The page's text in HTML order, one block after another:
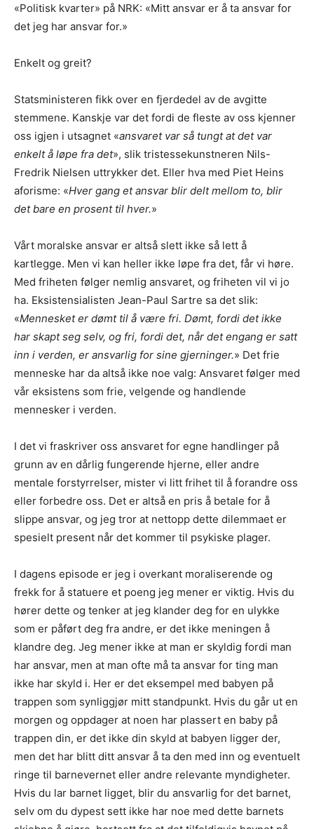
«Politisk kvarter» på NRK: «Mitt ansvar er å ta ansvar for
det jeg har ansvar for.»
Enkelt og greit?
Statsministeren fikk over en fjerdedel av de avgitte
stemmene. Kanskje var det fordi de fleste av oss kjenner
oss igjen i utsagnet «ansvaret var så tungt at det var
enkelt å løpe fra det», slik tristessekunstneren Nils-
Fredrik Nielsen uttrykker det. Eller hva med Piet Heins
aforisme: «Hver gang et ansvar blir delt mellom to, blir
det bare en prosent til hver.»
Vårt moralske ansvar er altså slett ikke så lett å
kartlegge. Men vi kan heller ikke løpe fra det, får vi høre.
Med friheten følger nemlig ansvaret, og friheten vil vi jo
ha. Eksistensialisten Jean-Paul Sartre sa det slik:
«Mennesket er dømt til å være fri. Dømt, fordi det ikke
har skapt seg selv, og fri, fordi det, når det engang er satt
inn i verden, er ansvarlig for sine gjerninger.» Det frie
menneske har da altså ikke noe valg: Ansvaret følger med
vår eksistens som frie, velgende og handlende
mennesker i verden.
I det vi fraskriver oss ansvaret for egne handlinger på
grunn av en dårlig fungerende hjerne, eller andre
mentale forstyrrelser, mister vi litt frihet til å forandre oss
eller forbedre oss. Det er altså en pris å betale for å
slippe ansvar, og jeg tror at nettopp dette dilemmaet er
spesielt present når det kommer til psykiske plager.
I dagens episode er jeg i overkant moraliserende og
frekk for å statuere et poeng jeg mener er viktig. Hvis du
hører dette og tenker at jeg klander deg for en ulykke
som er påført deg fra andre, er det ikke meningen å
klandre deg. Jeg mener ikke at man er skyldig fordi man
har ansvar, men at man ofte må ta ansvar for ting man
ikke har skyld i. Her er det eksempel med babyen på
trappen som synliggjør mitt standpunkt. Hvis du går ut en
morgen og oppdager at noen har plassert en baby på
trappen din, er det ikke din skyld at babyen ligger der,
men det har blitt ditt ansvar å ta den med inn og eventuelt
ringe til barnevernet eller andre relevante myndigheter.
Hvis du lar barnet ligget, blir du ansvarlig for det barnet,
selv om du dypest sett ikke har noe med dette barnets